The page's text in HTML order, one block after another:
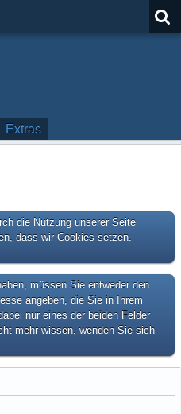
Extras
die Nutzung unserer Seite
dass wir Cookies setzen.
müssen Sie entweder den
angeben, die Sie in Ihrem
nur eines der beiden Felder
mehr wissen, wenden Sie sich